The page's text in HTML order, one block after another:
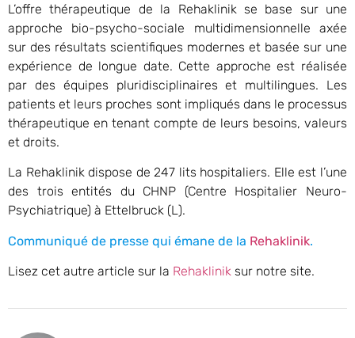
L’offre thérapeutique de la Rehaklinik se base sur une
approche bio-psycho-sociale multidimensionnelle axée
sur des résultats scientifiques modernes et basée sur une
expérience de longue date. Cette approche est réalisée
par des équipes pluridisciplinaires et multilingues. Les
patients et leurs proches sont impliqués dans le processus
thérapeutique en tenant compte de leurs besoins, valeurs
et droits.
La Rehaklinik dispose de 247 lits hospitaliers. Elle est l’une
des trois entités du CHNP (Centre Hospitalier Neuro-
Psychiatrique) à Ettelbruck (L).
Communiqué de presse qui émane de la Rehaklinik.
Lisez cet autre article sur la Rehaklinik sur notre site.